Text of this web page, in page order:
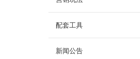
配套工具
新闻公告